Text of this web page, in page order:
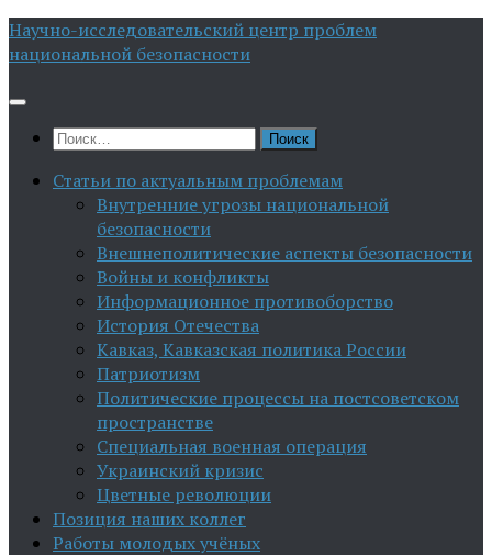
Перейти
к
Научно-исследовательский центр проблем
национальной безопасности
Найти:
Статьи по актуальным проблемам
Внутренние угрозы национальной
безопасности
Внешнеполитические аспекты безопасности
Войны и конфликты
Информационное противоборство
История Отечества
Кавказ, Кавказская политика России
Патриотизм
Политические процессы на постсоветском
пространстве
Специальная военная операция
Украинский кризис
Цветные революции
Позиция наших коллег
Работы молодых учёных